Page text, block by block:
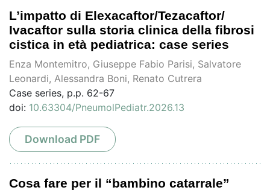
L’impatto di Elexacaftor/Tezacaftor/
Ivacaftor sulla storia clinica della fibrosi
cistica in età pediatrica: case series
Enza Montemitro, Giuseppe Fabio Parisi, Salvatore
Leonardi, Alessandra Boni, Renato Cutrera
Case series, p.p. 62-67
doi: 10.63304/PneumolPediatr.2026.13
Download PDF
Cosa fare per il “bambino catarrale”